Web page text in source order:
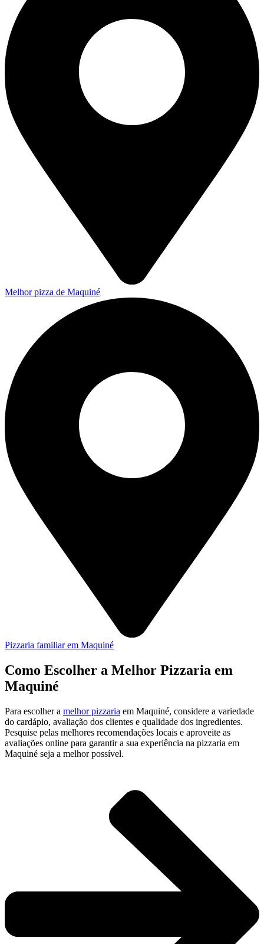
Melhor pizza de Maquiné
Pizzaria familiar em Maquiné
Como Escolher a Melhor Pizzaria em
Maquiné
Para escolher a melhor pizzaria em Maquiné, considere a variedade
do cardápio, avaliação dos clientes e qualidade dos ingredientes.
Pesquise pelas melhores recomendações locais e aproveite as
avaliações online para garantir a sua experiência na pizzaria em
Maquiné seja a melhor possível.